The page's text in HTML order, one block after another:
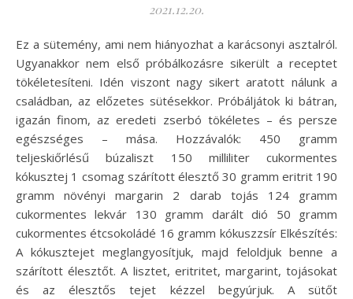
2021.12.20.
Ez a sütemény, ami nem hiányozhat a karácsonyi asztalról.
Ugyanakkor nem első próbálkozásre sikerült a receptet
tökéletesíteni. Idén viszont nagy sikert aratott nálunk a
családban, az előzetes sütésekkor. Próbáljátok ki bátran,
igazán finom, az eredeti zserbó tökéletes – és persze
egészséges – mása. Hozzávalók: 450 gramm
teljeskiőrlésű búzaliszt 150 milliliter cukormentes
kókusztej 1 csomag szárított élesztő 30 gramm eritrit 190
gramm növényi margarin 2 darab tojás 124 gramm
cukormentes lekvár 130 gramm darált dió 50 gramm
cukormentes étcsokoládé 16 gramm kókuszzsír Elkészítés:
A kókusztejet meglangyosítjuk, majd feloldjuk benne a
szárított élesztőt. A lisztet, eritritet, margarint, tojásokat
és az élesztős tejet kézzel begyúrjuk. A sütőt